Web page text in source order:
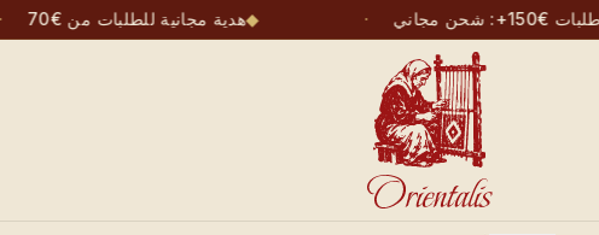
◆طلبات €150+: شحن مجاني ◆هدية مجانية للطلبات من €70